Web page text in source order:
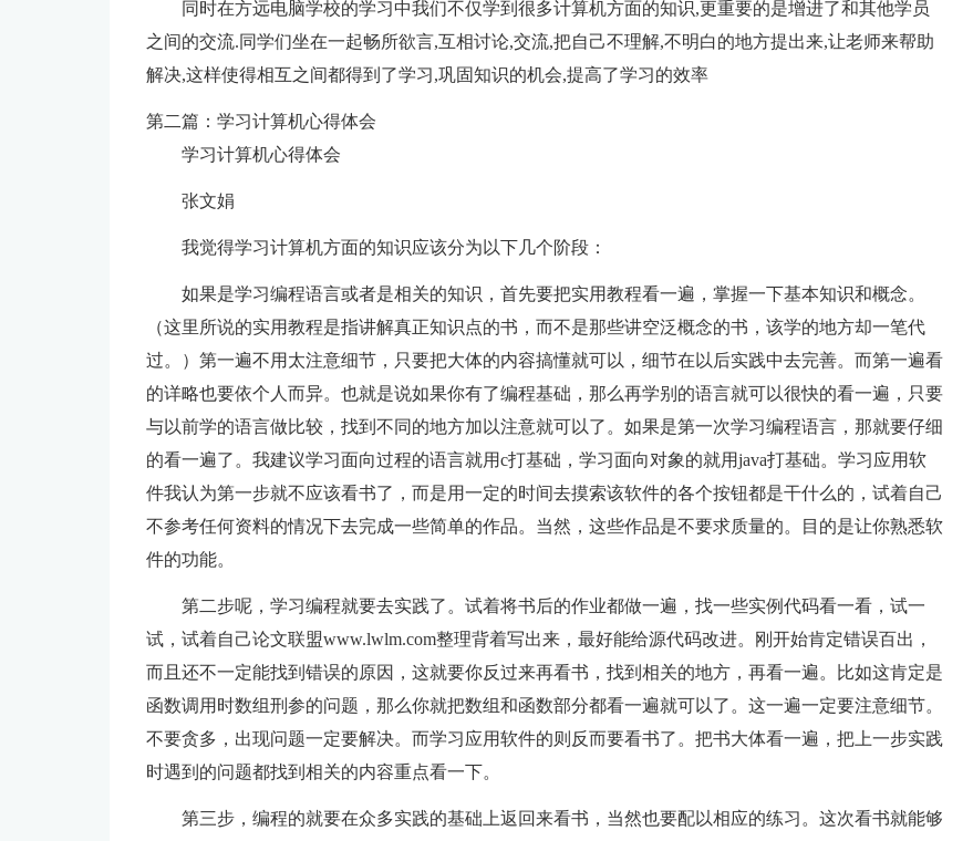
同时在方远电脑学校的学习中我们不仅学到很多计算机方面的知识,更重要的是增进了和其他学员
之间的交流.同学们坐在一起畅所欲言,互相讨论,交流,把自己不理解,不明白的地方提出来,让老师来帮助
解决,这样使得相互之间都得到了学习,巩固知识的机会,提高了学习的效率
第二篇：学习计算机心得体会
学习计算机心得体会
张文娟
我觉得学习计算机方面的知识应该分为以下几个阶段：
如果是学习编程语言或者是相关的知识，首先要把实用教程看一遍，掌握一下基本知识和概念。
（这里所说的实用教程是指讲解真正知识点的书，而不是那些讲空泛概念的书，该学的地方却一笔代
过。）第一遍不用太注意细节，只要把大体的内容搞懂就可以，细节在以后实践中去完善。而第一遍看
的详略也要依个人而异。也就是说如果你有了编程基础，那么再学别的语言就可以很快的看一遍，只要
与以前学的语言做比较，找到不同的地方加以注意就可以了。如果是第一次学习编程语言，那就要仔细
的看一遍了。我建议学习面向过程的语言就用c打基础，学习面向对象的就用java打基础。学习应用软
件我认为第一步就不应该看书了，而是用一定的时间去摸索该软件的各个按钮都是干什么的，试着自己
不参考任何资料的情况下去完成一些简单的作品。当然，这些作品是不要求质量的。目的是让你熟悉软
件的功能。
第二步呢，学习编程就要去实践了。试着将书后的作业都做一遍，找一些实例代码看一看，试一
试，试着自己论文联盟www.lwlm.com整理背着写出来，最好能给源代码改进。刚开始肯定错误百出，
而且还不一定能找到错误的原因，这就要你反过来再看书，找到相关的地方，再看一遍。比如这肯定是
函数调用时数组刑参的问题，那么你就把数组和函数部分都看一遍就可以了。这一遍一定要注意细节。
不要贪多，出现问题一定要解决。而学习应用软件的则反而要看书了。把书大体看一遍，把上一步实践
时遇到的问题都找到相关的内容重点看一下。
第三步，编程的就要在众多实践的基础上返回来看书，当然也要配以相应的练习。这次看书就能够